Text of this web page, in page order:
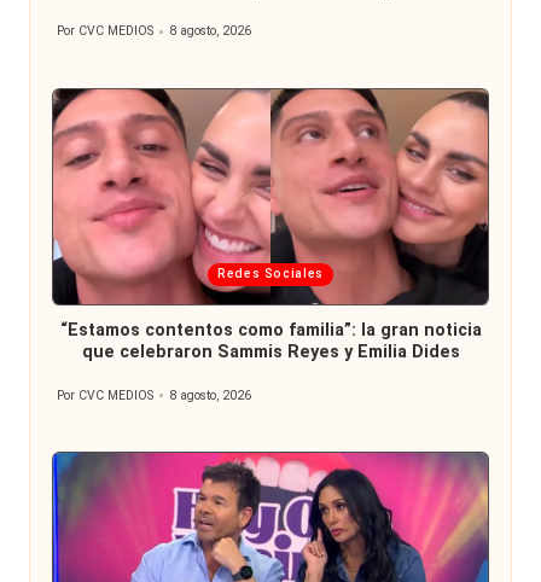
Publicado
Por CVC MEDIOS 8 agosto, 2026
Publicada
en
Redes Sociales
“Estamos contentos como familia”: la gran noticia
que celebraron Sammis Reyes y Emilia Dides
Publicado
Por CVC MEDIOS 8 agosto, 2026